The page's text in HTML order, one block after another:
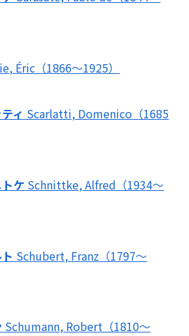
Éric（1866～1925）
ィ Scarlatti, Domenico（1685
ケ Schnittke, Alfred（1934～
Schubert, Franz（1797～
Schumann, Robert（1810～